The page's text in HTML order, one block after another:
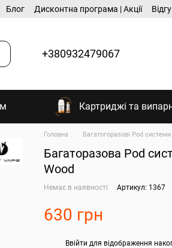
Блог Дисконтна програма | Акції
+380932479067
Картриджі та
Головна Багатогоразові Pod системи
Багаторазова Pod
Wood
Немає в наявності Артикул: 1367
630 грн
Ввійти для відображення